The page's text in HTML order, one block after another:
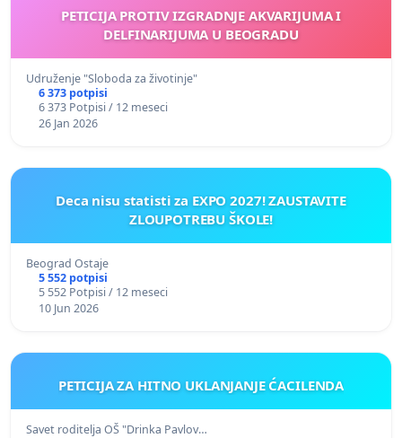
PETICIJA PROTIV IZGRADNJE AKVARIJUMA I
DELFINARIJUMA U BEOGRADU
Udruženje "Sloboda za životinje"
6 373 potpisi
6 373 Potpisi / 12 meseci
26 Jan 2026
Deca nisu statisti za EXPO 2027! ZAUSTAVITE
ZLOUPOTREBU ŠKOLE!
Beograd Ostaje
5 552 potpisi
5 552 Potpisi / 12 meseci
10 Jun 2026
PETICIJA ZA HITNO UKLANJANJE ĆACILENDA
Savet roditelja OŠ "Drinka Pavlov…